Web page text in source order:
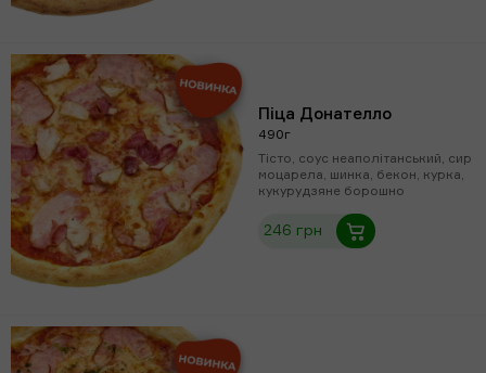
Піца Донателло
490г
Тісто, соус неаполітанський, сир
моцарела, шинка, бекон, курка,
кукурудзяне борошно
246 грн